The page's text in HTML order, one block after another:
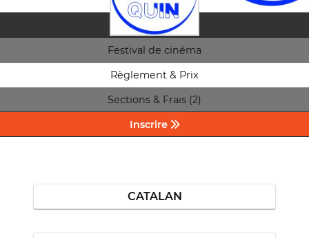
Festival de cinéma
Règlement & Prix
Sections & Frais (2)
Inscrire
CATALAN